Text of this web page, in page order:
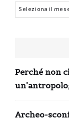
Archivi
Perché non
Archeo-